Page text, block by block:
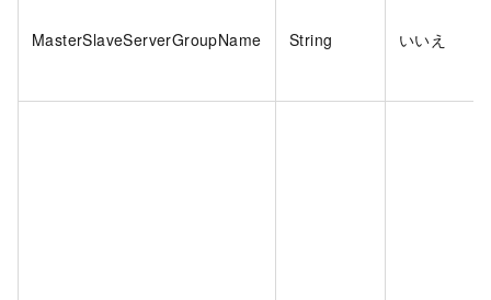
MasterSlaveServerGroupName String いいえ